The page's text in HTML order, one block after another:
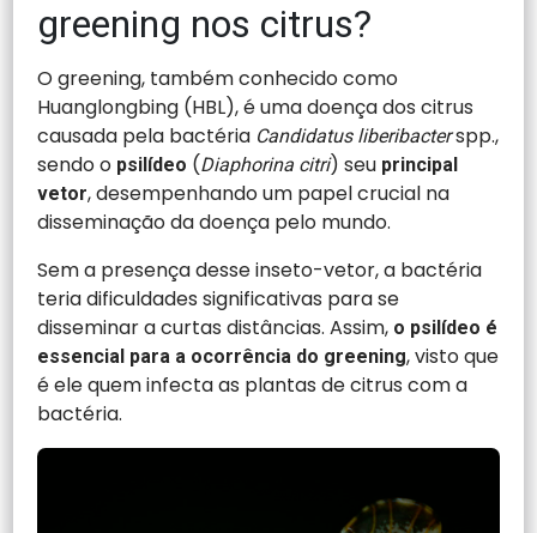
greening nos citrus?
O greening, também conhecido como
Huanglongbing (HBL), é uma doença dos citrus
causada pela bactéria Candidatus liberibacterspp.,
sendo o psilídeo (Diaphorina citri) seu principal
vetor, desempenhando um papel crucial na
disseminação da doença pelo mundo.
Sem a presença desse inseto-vetor, a bactéria
teria dificuldades significativas para se
disseminar a curtas distâncias. Assim, o psilídeo é
essencial para a ocorrência do greening, visto que
é ele quem infecta as plantas de citrus com a
bactéria.